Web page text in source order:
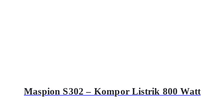
Maspion S302 – Kompor Listrik 800 Watt